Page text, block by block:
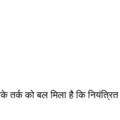
तर्क को बल मिला है कि